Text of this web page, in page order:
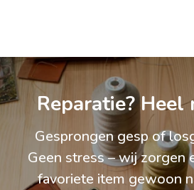
Reparatie? Heel
Gesprongen gesp of
Geen stress – wij zorgen
favoriete item gewoon